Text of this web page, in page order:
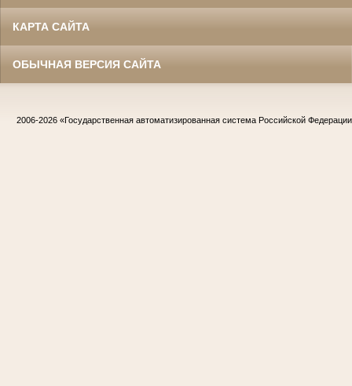
КАРТА САЙТА
ОБЫЧНАЯ ВЕРСИЯ САЙТА
2006-2026 «Государственная автоматизированная система Российской